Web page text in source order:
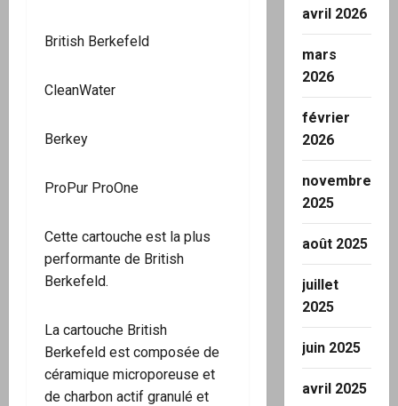
British Berkefeld
CleanWater
Berkey
ProPur ProOne
Cette cartouche est la plus
performante de British
Berkefeld.
La cartouche British
Berkefeld est composée de
céramique microporeuse et
de charbon actif granulé et
avril 2026
mars
2026
février
2026
novembre
2025
août 2025
juillet
2025
juin 2025
avril 2025